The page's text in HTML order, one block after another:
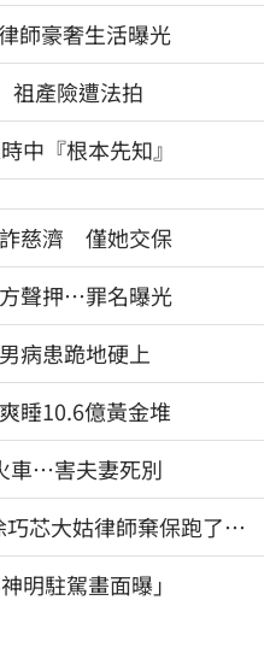
師豪奢生活曝光
產險遭法拍
中『根本先知』
慈濟 僅她交保
聲押…罪名曝光
病患跪地硬上
睡10.6億黃金堆
車…害夫妻死別
巧芯大姑律師棄保跑了…
明駐駕畫面曝」